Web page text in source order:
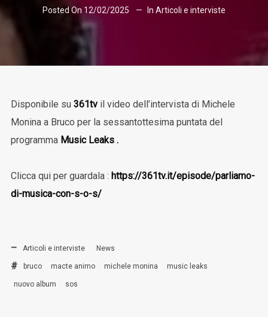
Posted On 12/02/2025 In Articoli e interviste
Disponibile su 361tv il video dell’intervista di Michele
Monina a Bruco per la sessantottesima puntata del
programma Music Leaks.
Clicca qui per guardala : https://361tv.it/episode/parliamo-
di-musica-con-s-o-s/
Articoli e interviste News
bruco macte animo michele monina music leaks
nuovo album sos